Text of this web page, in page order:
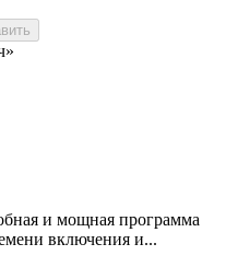
и мощная программа
включения и...